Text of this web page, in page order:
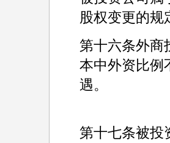
股权变更的规
第十六条外商
本中外资比例
遇。
第十七条被投